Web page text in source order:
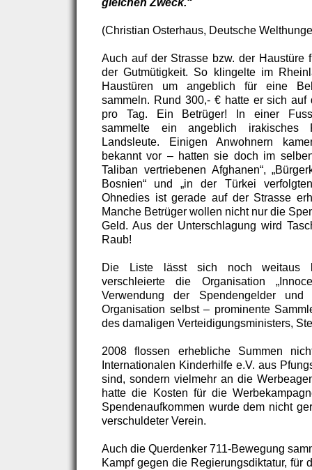
gleichen Zweck.“
(Christian Osterhaus, Deutsche
Auch auf der Strasse bzw. der Haustüre
der Gutmütigkeit. So klingelte im
Haustüren um angeblich für eine
sammeln. Rund 300,- € hatte er sich
pro Tag. Ein Betrüger! In einer
sammelte ein angeblich irakisches
Landsleute. Einigen Anwohnern
bekannt vor – hatten sie doch im
Taliban vertriebenen Afghanen“,
Bosnien“ und „in der Türkei
Ohnedies ist gerade auf der Strasse
Manche Betrüger wollen nicht nur die
Geld. Aus der Unterschlagung wird
Raub!
Die Liste lässt sich noch weitaus
verschleierte die Organisation
Verwendung der Spendengelder
Organisation selbst – prominente
des damaligen Verteidigungsministers,
2008 flossen erhebliche Summen
Internationalen Kinderhilfe e.V. aus
sind, sondern vielmehr an die
hatte die Kosten für die
Spendenaufkommen wurde dem nicht
verschuldeter Verein.
Auch die Querdenker 711-Bewegung
Kampf gegen die Regierungsdiktatur, für